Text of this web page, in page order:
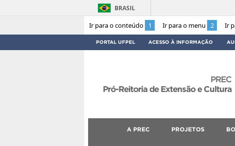
Ir para o conteúdo 1 Ir para o menu 2 Ir
BRASIL
PORTAL UFPEL ACESSO À INFORMAÇÃO
PREC
Pró-Reitoria de Extensão e Cultura
A PREC PROJETOS